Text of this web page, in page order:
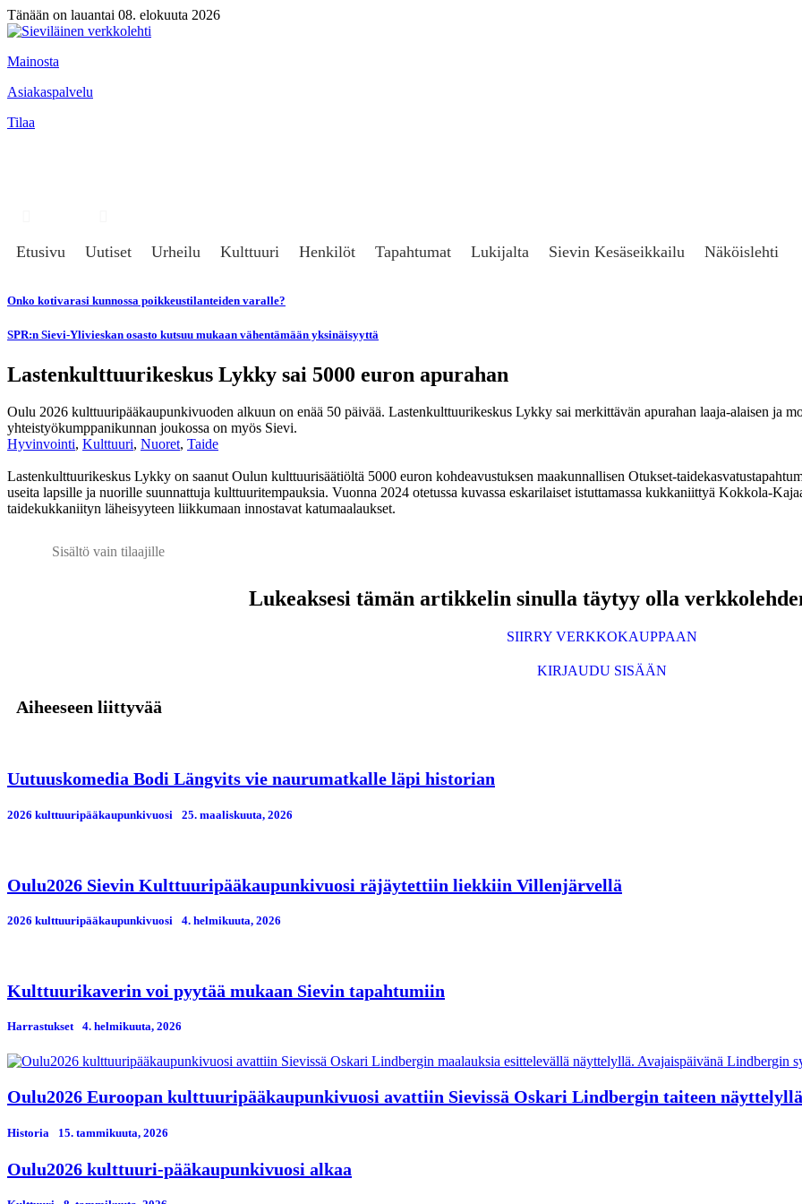
Tänään on lauantai 08. elokuuta 2026
Mainosta
Asiakaspalvelu
Tilaa
Etusivu Uutiset Urheilu Kulttuuri Henkilöt Tapahtumat Lukijalta Sievin Kesäseikkailu Näköislehti
Onko kotivarasi kunnossa poikkeustilanteiden varalle?
SPR:n Sievi-Ylivieskan osasto kutsuu mukaan vähentämään yksinäisyyttä
Lastenkulttuurikeskus Lykky sai 5000 euron apurahan
Oulu 2026 kulttuuripääkaupunkivuoden alkuun on enää 50 päivää. Lastenkulttuurikeskus Lykky sai merkittävän apurahan laaja-alaisen ja
yhteistyökumppanikunnan joukossa on myös Sievi.
Hyvinvointi, Kulttuuri, Nuoret, Taide
Lastenkulttuurikeskus Lykky on saanut Oulun kulttuurisäätiöltä 5000 euron kohdeavustuksen maakunnallisen Otukset-
useita lapsille ja nuorille suunnattuja kulttuuritempauksia. Vuonna 2024 otetussa kuvassa eskarilaiset istuttamassa kukkaniittyä Kokkola-
taidekukkaniityn läheisyyteen liikkumaan innostavat katumaalaukset.
Sisältö vain tilaajille
Lukeaksesi tämän artikkelin sinulla täytyy olla
SIIRRY VERKKOKAUPPAAN
KIRJAUDU SISÄÄN
Aiheeseen liittyvää
Uutuuskomedia Bodi Längvits vie naurumatkalle läpi historian
2026 kulttuuripääkaupunkivuosi 25. maaliskuuta, 2026
Oulu2026 Sievin Kulttuuripääkaupunkivuosi räjäytettiin liekkiin Villenjärvellä
2026 kulttuuripääkaupunkivuosi 4. helmikuuta, 2026
Kulttuurikaverin voi pyytää mukaan Sievin tapahtumiin
Harrastukset 4. helmikuuta, 2026
Oulu2026 Euroopan kulttuuripääkaupunkivuosi avattiin Sievissä Oskari Lindbergin taiteen näyttelyllä
Historia 15. tammikuuta, 2026
Oulu2026 kulttuuri-pääkaupunkivuosi alkaa